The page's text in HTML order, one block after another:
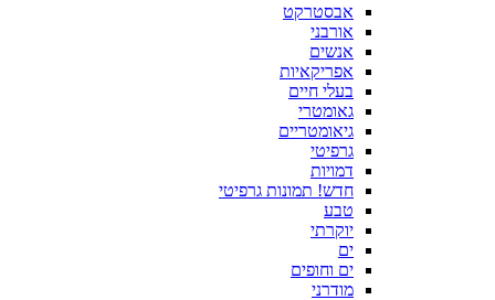
אבסטרקט
אורבני
אנשים
אפריקאיות
בעלי חיים
גאומטרי
גיאומטריים
גרפיטי
דמויות
חדש! תמונות גרפיטי
טבע
יוקרתי
ים
ים וחופים
מודרני